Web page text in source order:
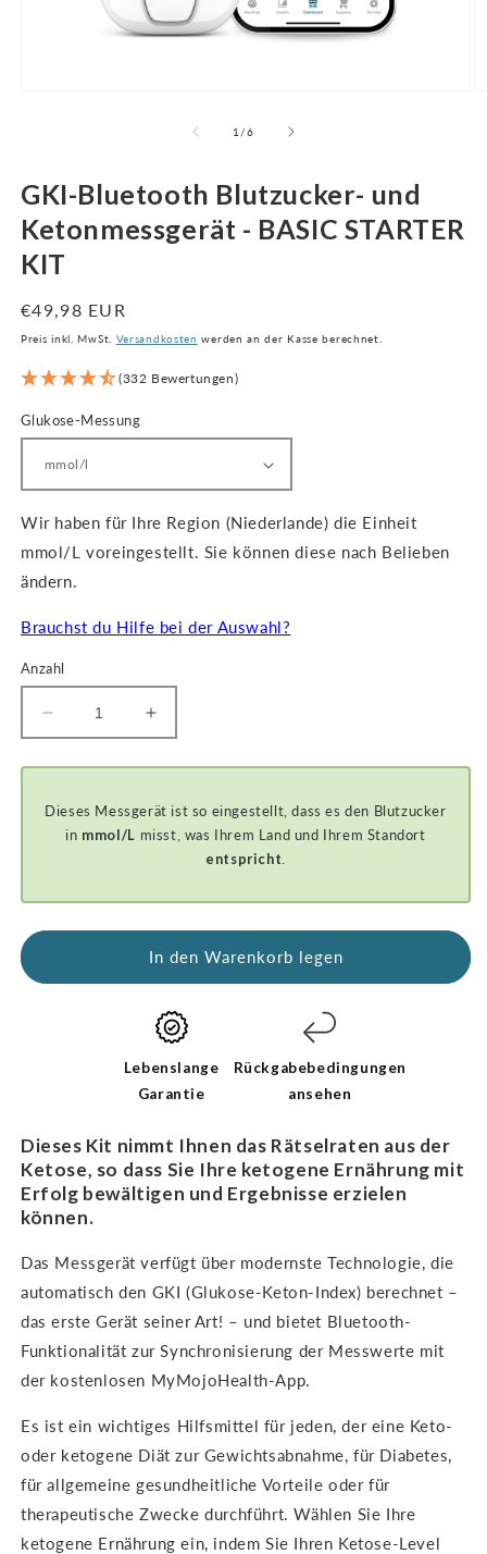
1 /von
6
GKI-Bluetooth Blutzucker- und
Ketonmessgerät - BASIC STARTER
KIT
Regulärer
Preis
€49,98 EUR
Preis inkl. MwSt. Versandkosten werden an der Kasse berechnet.
(332 Bewertungen)
Glukose-Messung
Wir haben für Ihre Region (Niederlande) die Einheit
mmol/L voreingestellt. Sie können diese nach Belieben
ändern.
Brauchst du Hilfe bei der Auswahl?
Anzahl
Menge
verringern
für
Bluetooth
Blutzucker-
-
BASIC
Anzahl
erhöhen
für
Bluetooth
Blutzucker-
-
BASIC
STARTER
Dieses Messgerät ist so eingestellt, dass es den Blutzucker
in mmol/L misst, was Ihrem Land und Ihrem Standort
entspricht.
In den Warenkorb legen
Lebenslange
Garantie
Rückgabebedingungen
ansehen
Dieses Kit nimmt Ihnen das Rätselraten aus der
Ketose, so dass Sie Ihre ketogene Ernährung mit
Erfolg bewältigen und Ergebnisse erzielen
können.
Das Messgerät verfügt über modernste Technologie, die
automatisch den GKI (Glukose-Keton-Index) berechnet –
das erste Gerät seiner Art! – und bietet Bluetooth-
Funktionalität zur Synchronisierung der Messwerte mit
der kostenlosen MyMojoHealth-App.
Es ist ein wichtiges Hilfsmittel für jeden, der eine Keto-
oder ketogene Diät zur Gewichtsabnahme, für Diabetes,
für allgemeine gesundheitliche Vorteile oder für
therapeutische Zwecke durchführt. Wählen Sie Ihre
ketogene Ernährung ein, indem Sie Ihren Ketose-Level